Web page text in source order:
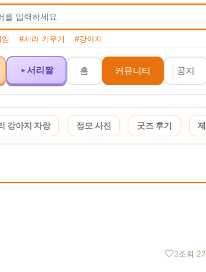
#서리 키우기 #강아지
서리짤 홈 커뮤니티 공지
강아지 자랑 정모 사진 굿즈 후기
2조회 27
스팅은 쿠팡 파트너스 활동의 일환으로, 이에 따른 일정액의 수수료